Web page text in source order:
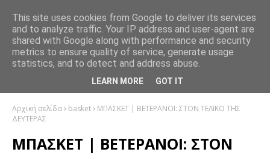
Αρχική σελίδα basket
ΜΠΑΣΚΕΤ | ΒΕΤΕΡΑΝΟΙ: ΣΤΟΝ ΤΕΛΙΚΟ ΤΗΣ
ΔΕΥΤΕΡΑΣ
ΜΠΑΣΚΕΤ | ΒΕΤΕΡΑΝΟΙ: ΣΤΟΝ
This site uses cookies from Google to deliver its services
and to analyze traffic. Your IP address and user-agent are
shared with Google along with performance and security
metrics to ensure quality of service, generate usage
statistics, and to detect and address abuse.
LEARN MORE GOT IT